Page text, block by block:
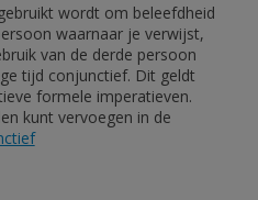
wordt om beleefdheid
waarnaar je verwijst,
van de derde persoon
tijd conjunctief. Dit geldt
formele imperatieven.
kunt vervoegen in de